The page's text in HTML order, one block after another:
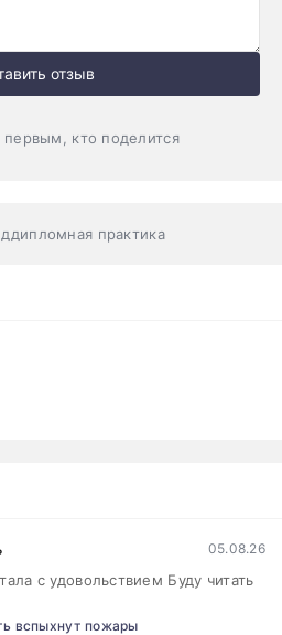
отзыв
первым, кто поделится
практика
05.08.26
с удовольствием Буду читать
вспыхнут пожары